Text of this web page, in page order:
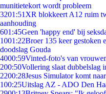
munitietekort wordt probleem
3201:51 XR blokkeert A12 ruim
aanhouding
601:45Geen 'happy end' bij
1001:22Broer 135 keer gestoken
doodslag Gouda
4000:59Vinted-foto's van
200:50Vollering slaat dubbelslag
2200:28Jesus Simulator komt
100:25Uitslag AZ - ADO Den